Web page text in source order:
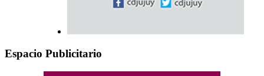
Espacio Publicitario